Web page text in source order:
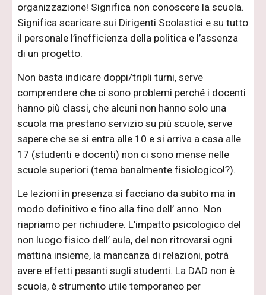
organizzazione! Significa non conoscere la scuola.
Significa scaricare sui Dirigenti Scolastici e su tutto
il personale l’inefficienza della politica e l’assenza
di un progetto.
Non basta indicare doppi/tripli turni, serve
comprendere che ci sono problemi perché i docenti
hanno più classi, che alcuni non hanno solo una
scuola ma prestano servizio su più scuole, serve
sapere che se si entra alle 10 e si arriva a casa alle
17 (studenti e docenti) non ci sono mense nelle
scuole superiori (tema banalmente fisiologico!?).
Le lezioni in presenza si facciano da subito ma in
modo definitivo e fino alla fine dell’ anno. Non
riapriamo per richiudere. L’impatto psicologico del
non luogo fisico dell’ aula, del non ritrovarsi ogni
mattina insieme, la mancanza di relazioni, potrà
avere effetti pesanti sugli studenti. La DAD non è
scuola, è strumento utile temporaneo per